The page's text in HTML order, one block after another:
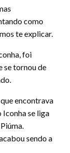
como
te explicar.
foi
se tornou de
encontrava
Iconha se liga
sendo a